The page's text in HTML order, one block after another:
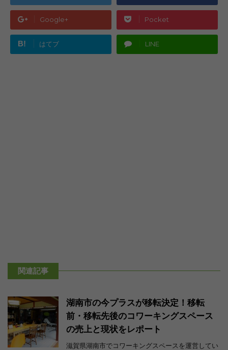
Google+ Pocket
B! はてブ LINE
関連記事
湖南市の今プラスが移転決定！移転
前・移転先後のコワーキングスペース
の売上と現状をレポート
滋賀県湖南市でコワーキングスペースを運営してい